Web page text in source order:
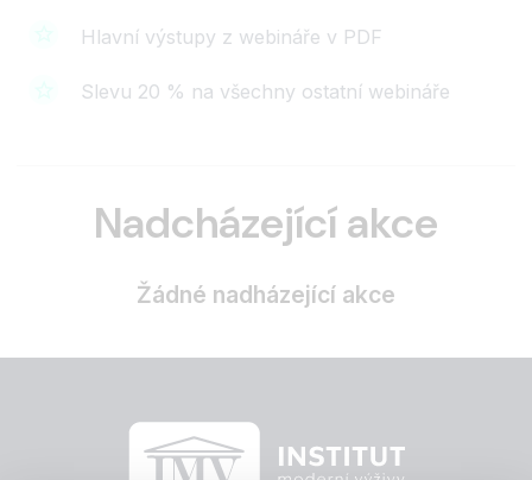
Hlavní výstupy z webináře v PDF
Slevu 20 % na všechny ostatní webináře
Nadcházející akce
Žádné nadházející akce